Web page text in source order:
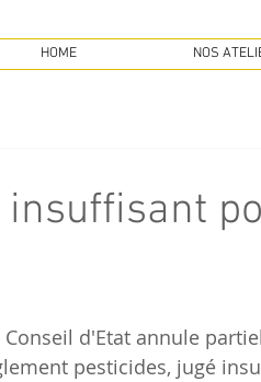
pesticides, jugé
HOME NOS